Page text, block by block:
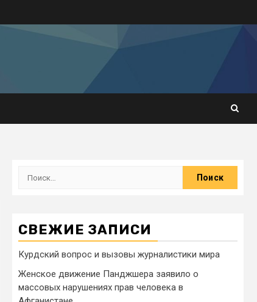
СВЕЖИЕ ЗАПИСИ
Курдский вопрос и вызовы журналистики мира
Женское движение Панджшера заявило о
массовых нарушениях прав человека в